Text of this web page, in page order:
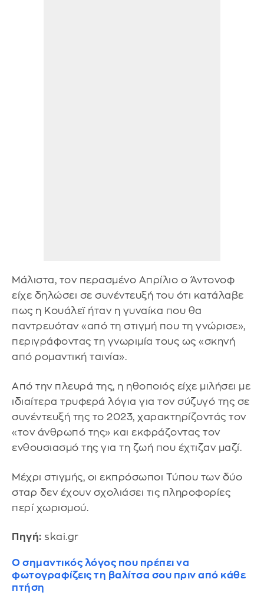
Μάλιστα, τον περασμένο Απρίλιο ο Άντονοφ
είχε δηλώσει σε συνέντευξή του ότι κατάλαβε
πως η Κουάλεϊ ήταν η γυναίκα που θα
παντρευόταν «από τη στιγμή που τη γνώρισε»,
περιγράφοντας τη γνωριμία τους ως «σκηνή
από ρομαντική ταινία».
Από την πλευρά της, η ηθοποιός είχε μιλήσει με
ιδιαίτερα τρυφερά λόγια για τον σύζυγό της σε
συνέντευξή της το 2023, χαρακτηρίζοντάς τον
«τον άνθρωπό της» και εκφράζοντας τον
ενθουσιασμό της για τη ζωή που έχτιζαν μαζί.
Μέχρι στιγμής, οι εκπρόσωποι Τύπου των δύο
σταρ δεν έχουν σχολιάσει τις πληροφορίες
περί χωρισμού.
Πηγή: skai.gr
Ο σημαντικός λόγος που πρέπει να
φωτογραφίζεις τη βαλίτσα σου πριν από κάθε
πτήση